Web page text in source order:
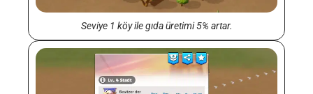
Seviye 1 köy ile gıda üretimi 5% artar.